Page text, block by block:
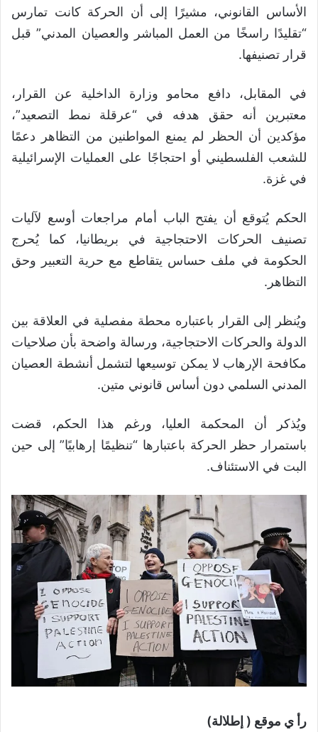
الأساس القانوني، مشيرًا إلى أن الحركة كانت تمارس
“تقليدًا راسخًا من العمل المباشر والعصيان المدني” قبل
قرار تصنيفها.
في المقابل، دافع محامو وزارة الداخلية عن القرار،
معتبرين أنه حقق هدفه في “عرقلة نمط التصعيد”،
مؤكدين أن الحظر لم يمنع المواطنين من التظاهر دعمًا
للشعب الفلسطيني أو احتجاجًا على العمليات الإسرائيلية
في غزة.
الحكم يُتوقع أن يفتح الباب أمام مراجعات أوسع لآليات
تصنيف الحركات الاحتجاجية في بريطانيا، كما يُحرج
الحكومة في ملف حساس يتقاطع مع حرية التعبير وحق
التظاهر.
ويُنظر إلى القرار باعتباره محطة مفصلية في العلاقة بين
الدولة والحركات الاحتجاجية، ورسالة واضحة بأن صلاحيات
مكافحة الإرهاب لا يمكن توسيعها لتشمل أنشطة العصيان
المدني السلمي دون أساس قانوني متين.
ويُذكر أن المحكمة العليا، ورغم هذا الحكم، قضت
باستمرار حظر الحركة باعتبارها “تنظيمًا إرهابيًا” إلى حين
البت في الاستئناف.
رأ ي موقع ( إطلالة)